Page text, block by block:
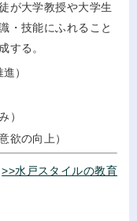
が大学教授や大学生
・技能にふれること
する。
）
）
欲の向上）
>>水戸スタイルの教育